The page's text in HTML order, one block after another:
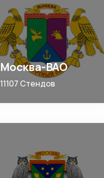
Москва-ВАО
11107 Стендов